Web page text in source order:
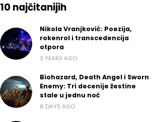
10 najčitanijih
Nikola Vranjković: Poezija,
rokenrol i transcedencija
otpora
3 YEARS AGO
Biohazard, Death Angel i Sworn
Enemy: Tri decenije žestine
stale u jednu noć
8 DAYS AGO